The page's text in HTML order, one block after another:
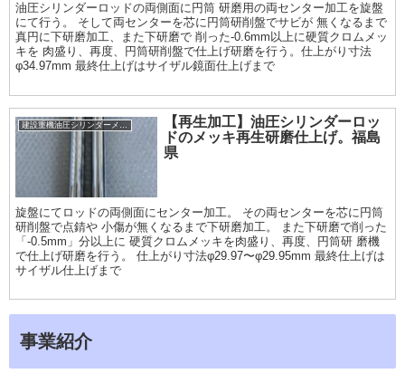
油圧シリンダーロッドの両側面に円筒 研磨用の両センター加工を旋盤
にて行う。 そして両センターを芯に円筒研削盤でサビが 無くなるまで
真円に下研磨加工、また下研磨で 削った-0.6mm以上に硬質クロムメッ
キを 肉盛り、再度、円筒研削盤で仕上げ研磨を行う。仕上がり寸法
φ34.97mm 最終仕上げはサイザル鏡面仕上げまで
【再生加工】油圧シリンダーロッ
ドのメッキ再生研磨仕上げ。福島
県
旋盤にてロッドの両側面にセンター加工。 その両センターを芯に円筒
研削盤で点錆や 小傷が無くなるまで下研磨加工。 また下研磨で削った
「-0.5mm」分以上に 硬質クロムメッキを肉盛り、再度、円筒研 磨機
で仕上げ研磨を行う。 仕上がり寸法φ29.97〜φ29.95mm 最終仕上げは
サイザル仕上げまで
事業紹介